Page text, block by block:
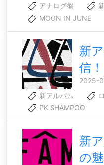
アナログ盤
MOON IN JUNE
新
信！
2025-
新アルバム
PK SHAMPOO
新
の